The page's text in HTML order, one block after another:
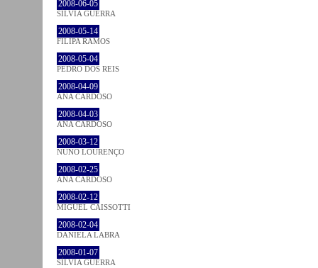
2008-06-05
SÍLVIA GUERRA
2008-05-14
FILIPA RAMOS
2008-05-04
PEDRO DOS REIS
2008-04-09
ANA CARDOSO
2008-04-03
ANA CARDOSO
2008-03-12
NUNO LOURENÇO
2008-02-25
ANA CARDOSO
2008-02-12
MIGUEL CAISSOTTI
2008-02-04
DANIELA LABRA
2008-01-07
SÍLVIA GUERRA